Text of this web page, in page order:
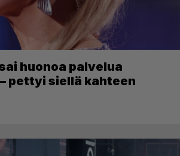
huonoa palvelua
pettyi siellä kahteen